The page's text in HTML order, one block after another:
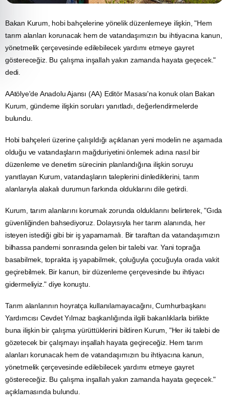
Bakan Kurum, hobi bahçelerine yönelik düzenlemeye ilişkin, "Hem
tarım alanları korunacak hem de vatandaşımızın bu ihtiyacına kanun,
yönetmelik çerçevesinde edilebilecek yardımı etmeye gayret
göstereceğiz. Bu çalışma inşallah yakın zamanda hayata geçecek."
dedi.
AAtölye'deAnadoluAjansı (AA) Editör Masası'na konuk olan Bakan
Kurum, gündeme ilişkin soruları yanıtladı, değerlendirmelerde
bulundu.
Hobi bahçeleri üzerine çalışıldığı açıklanan yeni modelin ne aşamada
olduğu ve vatandaşların mağduriyetini önlemek adına nasıl bir
düzenleme vedenetim sürecinin planlandığına ilişkin soruyu
yanıtlayan Kurum, vatandaşların taleplerini dinlediklerini, tarım
alanlarıyla alakalı durumun farkında olduklarını dile getirdi.
Kurum, tarım alanlarını korumak zorunda olduklarını belirterek, "Gıda
güvenliğinden bahsediyoruz. Dolayısıyla her tarım alanında, her
isteyen istediği gibi bir iş yapamamalı. Bir taraftan da vatandaşımızın
bilhassa pandemi sonrasında gelen bir talebi var. Yani toprağa
basabilmek, toprakta iş yapabilmek, çoluğuyla çocuğuyla orada vakit
geçirebilmek. Bir kanun, bir düzenleme çerçevesinde bu ihtiyacı
gidermeliyiz." diye konuştu.
Tarım alanlarının hoyratça kullanılamayacağını, Cumhurbaşkanı
Yardımcısı Cevdet Yılmaz başkanlığında ilgili bakanlıklarla birlikte
buna ilişkin bir çalışma yürüttüklerini bildiren Kurum, "Her iki talebi de
gözetecek bir çalışmayı inşallah hayata geçireceğiz. Hem tarım
alanları korunacak hem de vatandaşımızın bu ihtiyacına kanun,
yönetmelik çerçevesinde edilebilecek yardımı etmeye gayret
göstereceğiz. Bu çalışma inşallah yakın zamanda hayata geçecek."
açıklamasında bulundu.